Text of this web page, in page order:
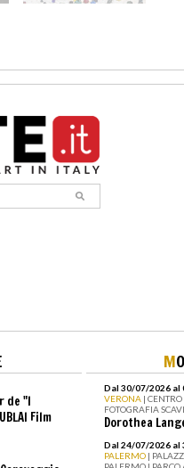
de "I
Film
M
Dal 30/07/2026 al
VERONA |
FOTOGRAFIA
Dorothea
Dal 24/07/2026 al
PALERMO |